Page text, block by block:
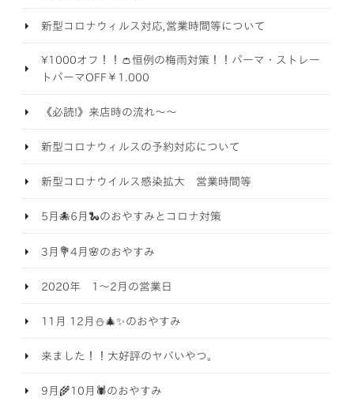
新型コロナウィルス対応,営業時間等について
¥1000オフ！！👛恒例の梅雨対策！！パーマ・ストレー
トパーマOFF￥1.000
《必読!》来店時の流れ～～
新型コロナウィルスの予約対応について
新型コロナウイルス感染拡大 営業時間等
5月🐙6月🐍のおやすみとコロナ対策
3月💐4月🌸のおやすみ
2020年 1～2月の営業日
11月 12月⛄🎄✨のおやすみ
来ました！！大好評のヤバいやつ。
9月🌾10月🕷️のおやすみ